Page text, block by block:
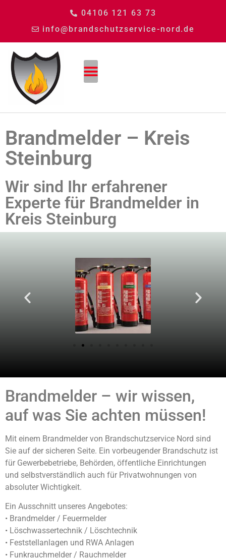
04106 121 63 73
info@brandschutzservice-nord.de
Brandmelder – Kreis
Steinburg
Wir sind Ihr erfahrener
Experte für Brandmelder in
Kreis Steinburg
Brandmelder – wir wissen,
auf was Sie achten müssen!
Mit einem Brandmelder von Brandschutzservice Nord sind
Sie auf der sicheren Seite. Ein vorbeugender Brandschutz ist
für Gewerbebetriebe, Behörden, öffentliche Einrichtungen
und selbstverständlich auch für Privatwohnungen von
absoluter Wichtigkeit.
Ein Ausschnitt unseres Angebotes:
• Brandmelder / Feuermelder
• Löschwassertechnik / Löschtechnik
• Feststellanlagen und RWA Anlagen
• Funkrauchmelder / Rauchmelder